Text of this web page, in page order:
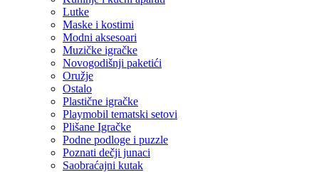
Lutke
Maske i kostimi
Modni aksesoari
Muzičke igračke
Novogodišnji paketići
Oružje
Ostalo
Plastične igračke
Playmobil tematski setovi
Plišane Igračke
Podne podloge i puzzle
Poznati dečji junaci
Saobraćajni kutak